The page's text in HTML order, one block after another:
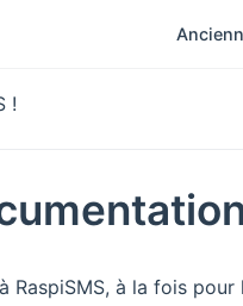
!
à la fois